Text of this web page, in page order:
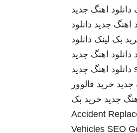
دانلود اهنگ جدید
اهنگ جدید دانلود
بک لینک دانلود
دانلود اهنگ جدید
دانلود اهنگ جدید
جدید خرید فالوور
جدید خرید بک
Accident
Vehicles SEO